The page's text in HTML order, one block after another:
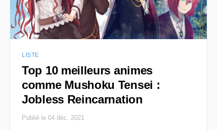
LISTE
Top 10 meilleurs animes
comme Mushoku Tensei :
Jobless Reincarnation
Publié le 04 déc. 2021